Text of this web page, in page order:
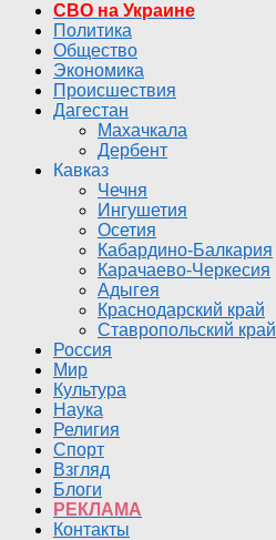
СВО на Украине
Политика
Общество
Экономика
Происшествия
Дагестан
Махачкала
Дербент
Кавказ
Чечня
Ингушетия
Осетия
Кабардино-Балкария
Карачаево-Черкесия
Адыгея
Краснодарский край
Ставропольский край
Россия
Мир
Культура
Наука
Религия
Спорт
Взгляд
Блоги
РЕКЛАМА
Контакты